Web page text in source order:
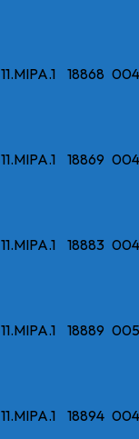
11.MIPA.1 18868
11.MIPA.1 18869
11.MIPA.1 18883
11.MIPA.1 18889
11.MIPA.1 18894